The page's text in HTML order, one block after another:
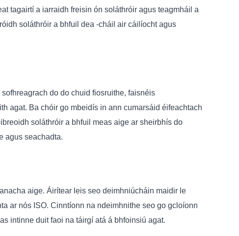
tagairtí a iarraidh freisin ón soláthróir agus teagmháil a
soláthróir a bhfuil dea -cháil air cáilíocht agus
do do chuid fiosruithe, faisnéis
agat. Ba chóir go mbeidís in ann cumarsáid éifeachtach
soláthróir a bhfuil meas aige ar sheirbhís do
agus seachadta.
aige. Áirítear leis seo deimhniúcháin maidir le
ar nós ISO. Cinntíonn na ndeimhnithe seo go gcloíonn
intinne duit faoi na táirgí atá á bhfoinsiú agat.